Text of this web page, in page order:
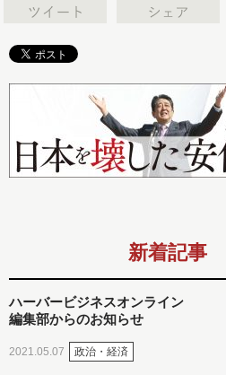
新着記事
ハーバービジネスオンライン
編集部からのお知らせ
2021.05.07 政治・経済